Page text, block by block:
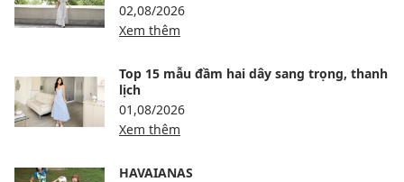
02,08/2026
Xem thêm
Top 15 mẫu đầm hai dây sang trọng, thanh
lịch
01,08/2026
Xem thêm
HAVAIANAS